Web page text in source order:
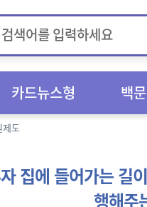
카드뉴스형 백
제도
집에 들어가는 길
행해주